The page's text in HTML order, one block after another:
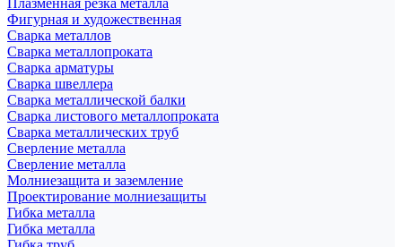
Плазменная резка металла
Фигурная и художественная
Сварка металлов
Сварка металлопроката
Сварка арматуры
Сварка швеллера
Сварка металлической балки
Сварка листового металлопроката
Сварка металлических труб
Сверление металла
Сверление металла
Молниезащита и заземление
Проектирование молниезащиты
Гибка металла
Гибка металла